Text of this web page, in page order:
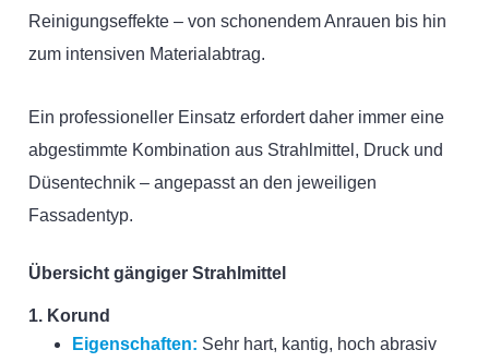
Reinigungseffekte – von schonendem Anrauen bis hin
zum intensiven Materialabtrag.
Ein professioneller Einsatz erfordert daher immer eine
abgestimmte Kombination aus Strahlmittel, Druck und
Düsentechnik – angepasst an den jeweiligen
Fassadentyp.
Übersicht gängiger Strahlmittel
1. Korund
Eigenschaften: Sehr hart, kantig, hoch abrasiv